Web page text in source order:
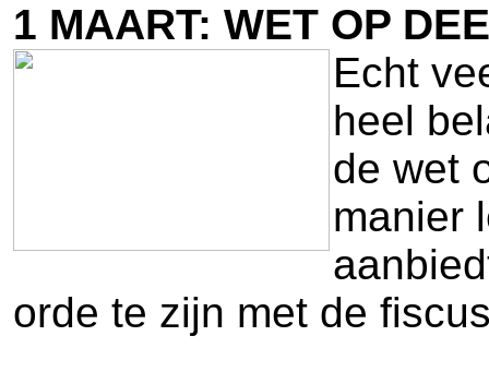
1 MAART: WET OP
Echt
heel
de wet
manier
orde te zijn met de